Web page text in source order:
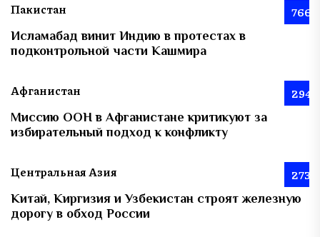
Пакистан 766
Исламабад винит Индию в протестах в
подконтрольной части Кашмира
Афганистан 294
Миссию ООН в Афганистане критикуют за
избирательный подход к конфликту
Центральная Азия 273
Китай, Киргизия и Узбекистан строят железную
дорогу в обход России